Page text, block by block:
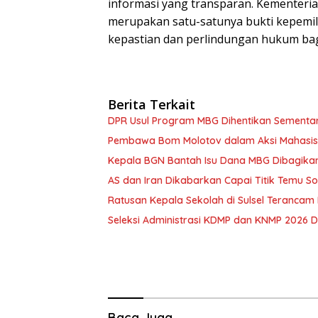
informasi yang transparan.
merupakan satu-satunya bukti
kepastian dan perlindungan hukum
Berita Terkait
DPR Usul Program MBG Dihentikan
Pembawa Bom Molotov dalam Aksi
Kepala BGN Bantah Isu Dana MBG
AS dan Iran Dikabarkan Capai Titik Temu
Ratusan Kepala Sekolah di Sulsel
Seleksi Administrasi KDMP dan KNMP